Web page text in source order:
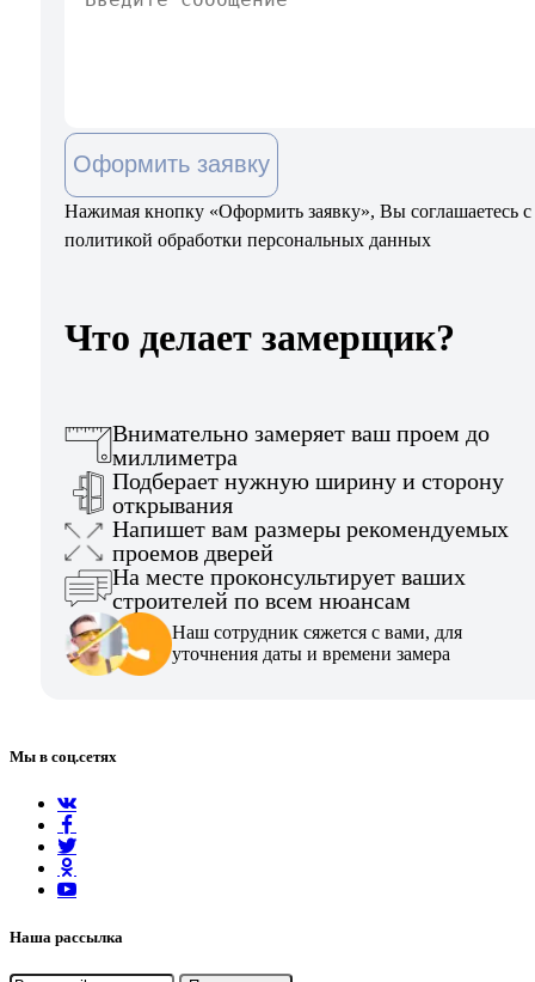
Оформить заявку
Нажимая кнопку «Оформить заявку», Вы соглашаетесь с
политикой обработки персональных данных
Что делает замерщик?
Внимательно замеряет ваш проем до
миллиметра
Подберает нужную ширину и сторону
открывания
Напишет вам размеры рекомендуемых
проемов дверей
На месте проконсультирует ваших
строителей по всем нюансам
Наш сотрудник сяжется с вами, для
уточнения даты и времени замера
Мы в соц.сетях
Наша рассылка